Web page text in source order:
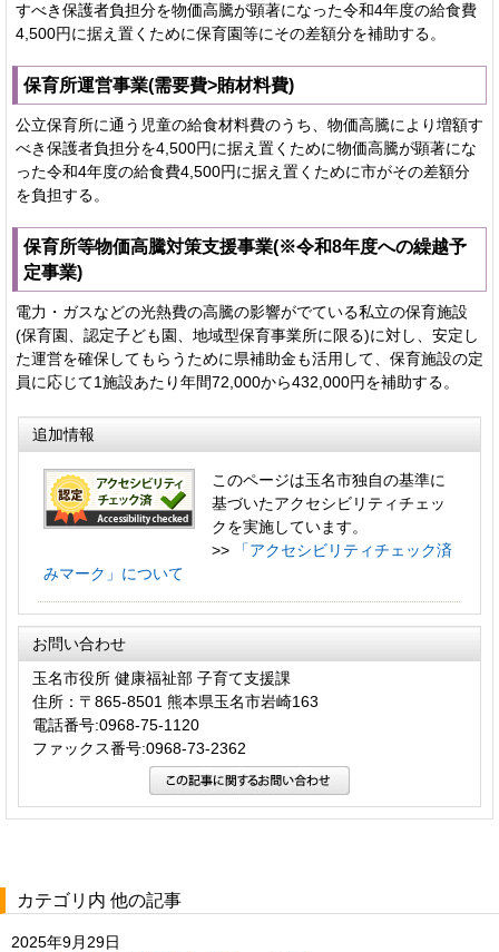
すべき保護者負担分を物価高騰が顕著になった令和4年度の給食費
4,500円に据え置くために保育園等にその差額分を補助する。
保育所運営事業(需要費>賄材料費)
公立保育所に通う児童の給食材料費のうち、物価高騰により増額す
べき保護者負担分を4,500円に据え置くために物価高騰が顕著にな
った令和4年度の給食費4,500円に据え置くために市がその差額分
を負担する。
保育所等物価高騰対策支援事業(※令和8年度への繰越予
定事業)
電力・ガスなどの光熱費の高騰の影響がでている私立の保育施設
(保育園、認定子ども園、地域型保育事業所に限る)に対し、安定し
た運営を確保してもらうために県補助金も活用して、保育施設の定
員に応じて1施設あたり年間72,000から432,000円を補助する。
追加情報
このページは玉名市独自の基準に
基づいたアクセシビリティチェッ
クを実施しています。
>>
「アクセシビリティチェック済
みマーク」について
お問い合わせ
玉名市役所 健康福祉部 子育て支援課
住所：〒865-8501 熊本県玉名市岩崎163
電話番号:0968-75-1120
ファックス番号:0968-73-2362
カテゴリ内 他の記事
2025年9月29日